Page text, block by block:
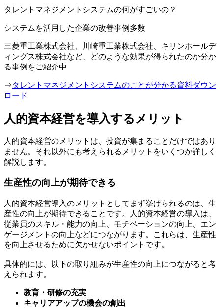
タレントマネジメントシステムの何がすごいの？
システムを活用した企業の改善事例多数
三菱重工業株式会社、川崎重工業株式会社、キリンホールデ
ィングス株式会社など、どのような効果が得られたのか分か
る事例をご紹介中
⇒タレントマネジメントシステムのことが分かる資料ダウン
ロード
人的資本経営を導入するメリット
人的資本経営のメリットは、投資が集まることだけではあり
ません。それ以外にも考えられるメリットをいくつか詳しく
解説します。
生産性の向上が期待できる
人的資本経営導入のメリットとしてまず挙げられるのは、生
産性の向上が期待できることです。人的資本経営の導入は、
従業員のスキル・能力の向上、モチベーションの向上、エン
ゲージメントの向上などにつながります。これらは、生産性
を向上させるために欠かせないポイントです。
具体的には、以下の取り組みが生産性の向上につながると考
えられます。
教育・研修の充実
キャリアアップの機会の創出